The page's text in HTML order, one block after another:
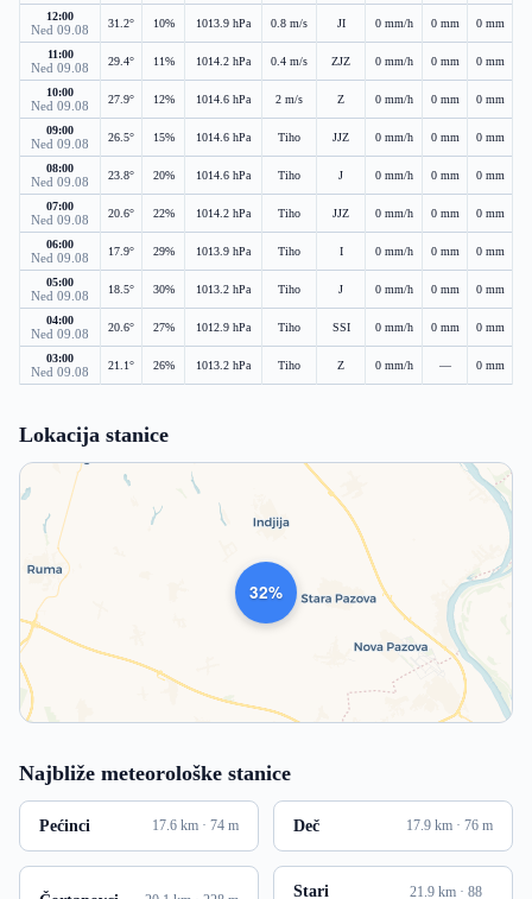
12:00
Ned 09.08 31.2° 10% 1013.9 hPa 0.8 m/s JI 0 mm/h 0 mm 0 mm
11:00
Ned 09.08 29.4° 11% 1014.2 hPa 0.4 m/s ZJZ 0 mm/h 0 mm 0 mm
10:00
Ned 09.08 27.9° 12% 1014.6 hPa 2 m/s Z 0 mm/h 0 mm 0 mm
09:00
Ned 09.08 26.5° 15% 1014.6 hPa Tiho JJZ 0 mm/h 0 mm 0 mm
08:00
Ned 09.08 23.8° 20% 1014.6 hPa Tiho J 0 mm/h 0 mm 0 mm
07:00
Ned 09.08 20.6° 22% 1014.2 hPa Tiho JJZ 0 mm/h 0 mm 0 mm
06:00
Ned 09.08 17.9° 29% 1013.9 hPa Tiho I 0 mm/h 0 mm 0 mm
05:00
Ned 09.08 18.5° 30% 1013.2 hPa Tiho J 0 mm/h 0 mm 0 mm
04:00
Ned 09.08 20.6° 27% 1012.9 hPa Tiho SSI 0 mm/h 0 mm 0 mm
03:00
Ned 09.08 21.1° 26% 1013.2 hPa Tiho Z 0 mm/h — 0 mm
Lokacija stanice
1012
Najbliže meteorološke stanice
Pećinci 17.6 km · 74 m Deč 17.9 km · 76 m
Stari
21.9 km · 88